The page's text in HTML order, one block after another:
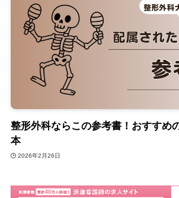
整形外科ならこの参考書！おすすめ
本
2026年2月26日